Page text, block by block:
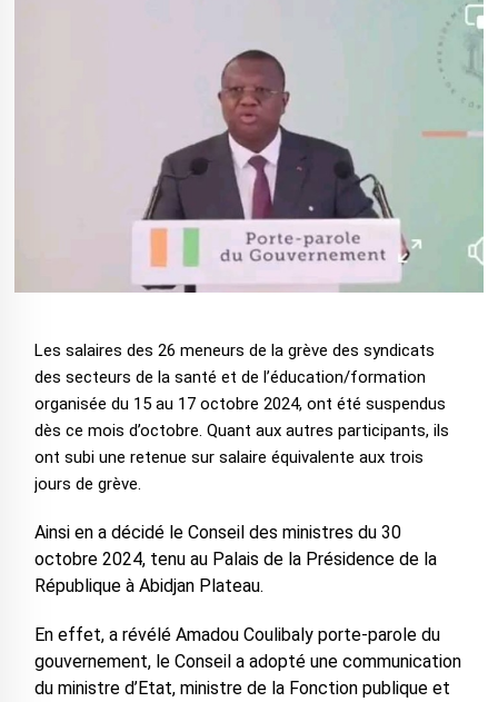
Les salaires des 26 meneurs de la grève des syndicats
des secteurs de la santé et de l’éducation/formation
organisée du 15 au 17 octobre 2024, ont été suspendus
dès ce mois d’octobre. Quant aux autres participants, ils
ont subi une retenue sur salaire équivalente aux trois
jours de grève.
Ainsi en a décidé le Conseil des ministres du 30
octobre 2024, tenu au Palais de la Présidence de la
République à Abidjan Plateau.
En effet, a révélé Amadou Coulibaly porte-parole du
gouvernement, le Conseil a adopté une communication
du ministre d’Etat, ministre de la Fonction publique et